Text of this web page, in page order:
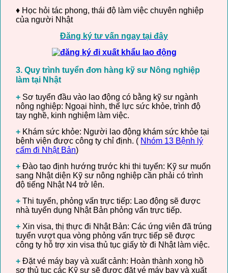
♦ Học hỏi tác phong, thái độ làm việc chuyên nghiệp
của người Nhật
Đăng ký tư vấn ngay tại đây
3. Quy trình tuyển đơn hàng kỹ sư Nông nghiệp
làm tại Nhật
+ Sơ tuyển đầu vào lao động có bằng kỹ sư ngành
nông nghiệp: Ngoại hình, thể lực sức khỏe, trình độ
tay nghề, kinh nghiệm làm việc.
+ Khám sức khỏe: Người lao động khám sức khỏe tại
bệnh viện được công ty chỉ định. ( Nhóm 13 Bệnh lý
cấm đi Nhật Bản)
+ Đào tạo định hướng trước khi thi tuyển: Kỹ sư muốn
sang Nhật diện Kỹ sư nông nghiệp cần phải có trình
độ tiếng Nhật N4 trở lên.
+ Thi tuyển, phỏng vấn trực tiếp: Lao động sẽ được
nhà tuyển dụng Nhật Bản phỏng vấn trực tiếp.
+ Xin visa, thị thực đi Nhật Bản: Các ứng viên đã trúng
tuyển vượt qua vòng phỏng vấn trực tiếp sẽ được
công ty hỗ trợ xin visa thủ tục giấy tờ đi Nhật làm việc.
+ Đặt vé máy bay và xuất cảnh: Hoàn thành xong hồ
sơ thủ tục các Kỹ sư sẽ được đặt vé máy bay và xuất